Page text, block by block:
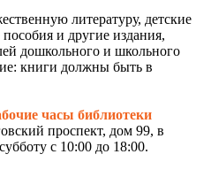
литературу, детские
и другие издания,
дошкольного и школьного
книги должны быть в
часы библиотеки
проспект, дом 99, в
с 10:00 до 18:00.